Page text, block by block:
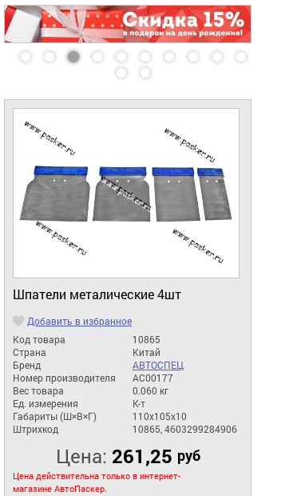
Шпатели металические 4шт
Добавить в избранное
Код товара
10865
Страна
Китай
Бренд
АВТОСПЕЦ
Номер производителя
АС00177
Вес товара
0.060 кг
Ед. измерения
К-т
Габариты (Ш×В×Г)
110x105x10
Штрихкод
10865, 4603299284906
Цена: 261,25 руб
Цена действительна только в интернет-
магазине АвтоПаскер.